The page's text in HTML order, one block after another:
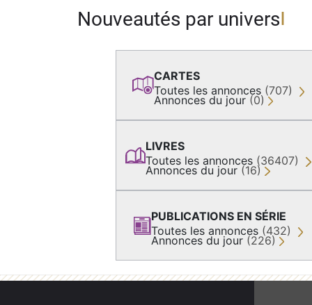
Nouveautés par univers
CARTES
Toutes les annonces (707)
Annonces du jour (0)
LIVRES
Toutes les annonces (36407)
Annonces du jour (16)
PUBLICATIONS EN SÉRIE
Toutes les annonces (432)
Annonces du jour (226)